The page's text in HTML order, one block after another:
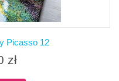
Picasso 12
zł